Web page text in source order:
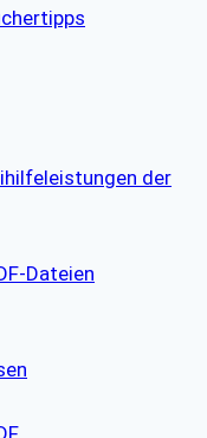
der
Dateien